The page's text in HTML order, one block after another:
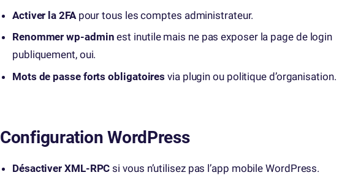
Activer la 2FApour tous les comptes administrateur.
Renommer wp-admin est inutile mais ne pas exposer la page de login
publiquement, oui.
Mots de passe forts obligatoires via plugin ou politique d’organisation.
Configuration WordPress
Désactiver XML-RPC si vous n’utilisez pas l’app mobile WordPress.